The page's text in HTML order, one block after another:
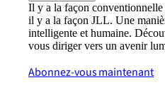
Il y a la façon conventionnelle
il y a la façon JLL. Une
intelligente et humaine.
vous diriger vers un avenir
Abonnez-vous maintenant